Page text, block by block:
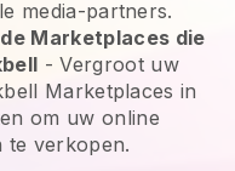
media-partners.
Marketplaces die
-Vergroot uw
Marketplaces in
om uw online
te verkopen.